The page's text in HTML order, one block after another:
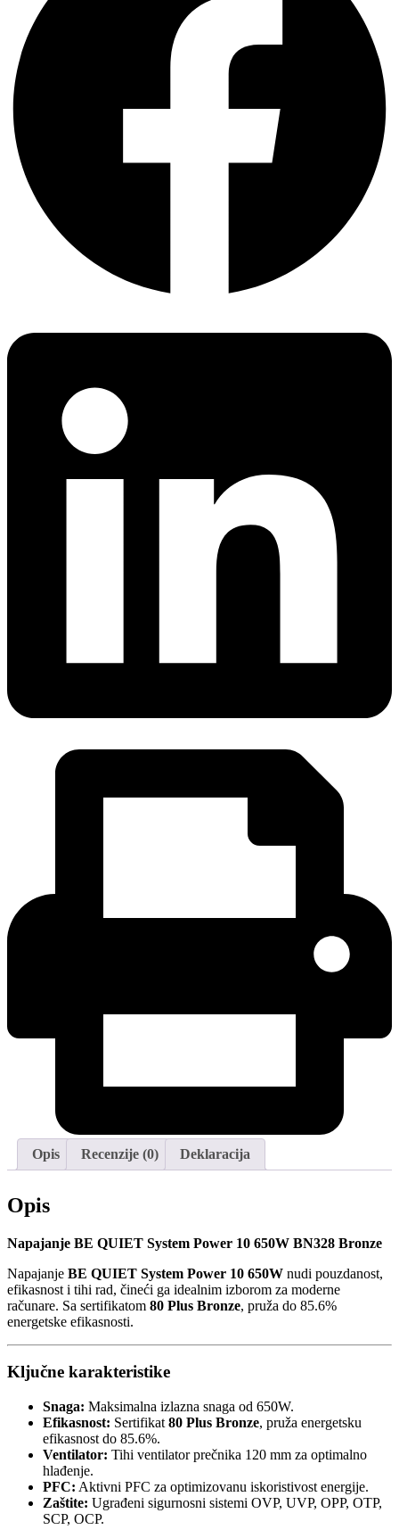
Opis Recenzije (0) Deklaracija
Opis
Napajanje BE QUIET System Power 10 650W BN328 Bronze
Napajanje BE QUIET System Power 10 650W nudi pouzdanost,
efikasnost i tihi rad, čineći ga idealnim izborom za moderne
računare. Sa sertifikatom 80 Plus Bronze, pruža do 85.6%
energetske efikasnosti.
Ključne karakteristike
Snaga: Maksimalna izlazna snaga od 650W.
Efikasnost: Sertifikat 80 Plus Bronze, pruža energetsku
efikasnost do 85.6%.
Ventilator: Tihi ventilator prečnika 120 mm za optimalno
hlađenje.
PFC: Aktivni PFC za optimizovanu iskoristivost energije.
Zaštite: Ugrađeni sigurnosni sistemi OVP, UVP, OPP, OTP,
SCP, OCP.